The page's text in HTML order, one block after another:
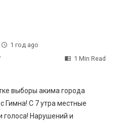
1 год ago
1 Min Read
выборы акима города
Гимна! С 7 утра местные
голоса! Нарушений и